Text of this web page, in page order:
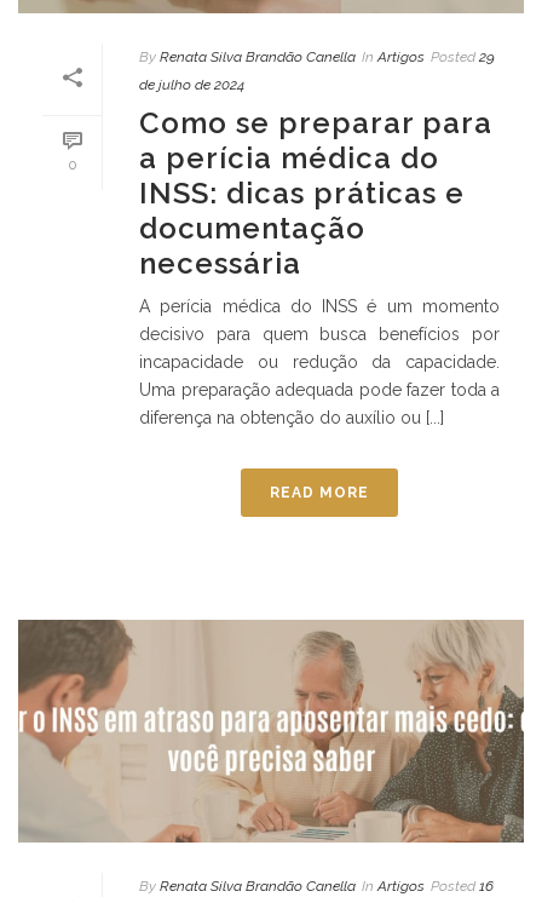
0
By Renata Silva Brandão Canella In Artigos Posted 29
de julho de 2024
Como se preparar para
a perícia médica do
INSS: dicas práticas e
documentação
necessária
A perícia médica do INSS é um momento
decisivo para quem busca benefícios por
incapacidade ou redução da capacidade.
Uma preparação adequada pode fazer toda a
diferença na obtenção do auxílio ou [...]
READ MORE
By Renata Silva Brandão Canella In Artigos Posted 16